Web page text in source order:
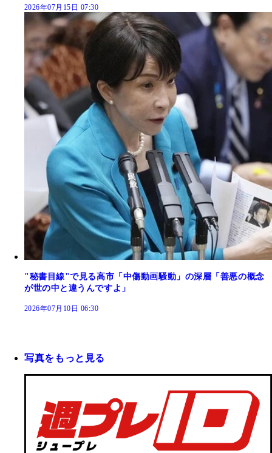
2026年07月15日 07:30
"秘書目線"で見る高市「中傷動画騒動」の深層「善悪の概念
が世の中と違うんですよ」
2026年07月10日 06:30
写真をもっと見る